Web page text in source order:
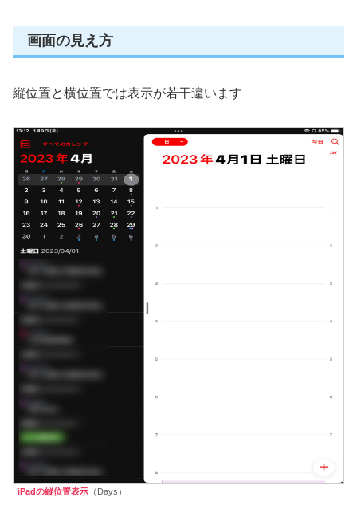
画面の見え方
縦位置と横位置では表示が若干違います
iPadの縦位置表示 （Days）